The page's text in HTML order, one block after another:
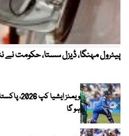
پیٹرول مہنگا، ڈیزل سستا، حکومت نے
ویمنز
ہو گا